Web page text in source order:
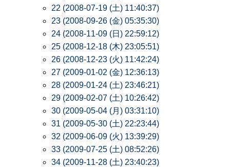
22 (2008-07-19 (土) 11:40:37)
23 (2008-09-26 (金) 05:35:30)
24 (2008-11-09 (日) 22:59:12)
25 (2008-12-18 (木) 23:05:51)
26 (2008-12-23 (火) 11:42:24)
27 (2009-01-02 (金) 12:36:13)
28 (2009-01-24 (土) 23:46:21)
29 (2009-02-07 (土) 10:26:42)
30 (2009-05-04 (月) 03:31:10)
31 (2009-05-30 (土) 22:23:44)
32 (2009-06-09 (火) 13:39:29)
33 (2009-07-25 (土) 08:52:26)
34 (2009-11-28 (土) 23:40:23)